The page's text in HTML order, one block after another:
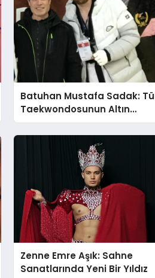
Batuhan Mustafa Sadak:
Taekwondosunun Altın
Yumruğu
Zenne Emre Aşık: Sahne
Sanatlarında Yeni Bir Yıldız